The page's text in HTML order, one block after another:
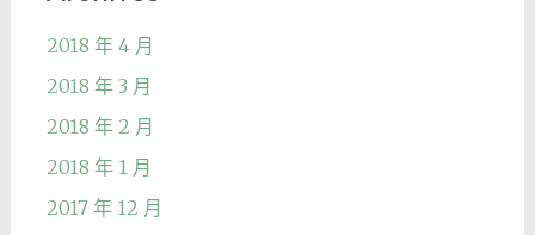
2018 年 4 月
2018 年 3 月
2018 年 2 月
2018 年 1 月
2017 年 12 月